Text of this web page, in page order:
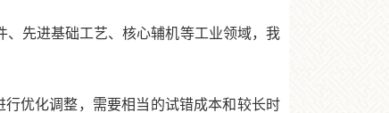
先进基础工艺、核心辅机等工业领域，我
优化调整，需要相当的试错成本和较长时